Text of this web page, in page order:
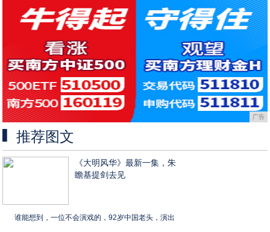
广告
推荐图文
《大明风华》最新一集，朱
瞻基提剑去见
谁能想到，一位不会演戏的，92岁中国老头，演出